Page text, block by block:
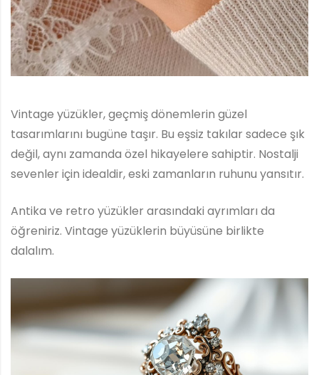
Vintage yüzükler, geçmiş dönemlerin güzel
tasarımlarını bugüne taşır. Bu eşsiz takılar sadece şık
değil, aynı zamanda özel hikayelere sahiptir. Nostalji
sevenler için idealdir, eski zamanların ruhunu yansıtır.
Antika ve retro yüzükler arasındaki ayrımları da
öğreniriz. Vintage yüzüklerin büyüsüne birlikte
dalalım.